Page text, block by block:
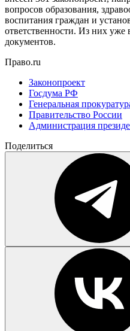
вопросов образования,
воспитания граждан и
ответственности. Из них уже
документов.
Право.ru
Законопроект
Госдума РФ
Генеральная
Правительство России
Администрация
Поделиться